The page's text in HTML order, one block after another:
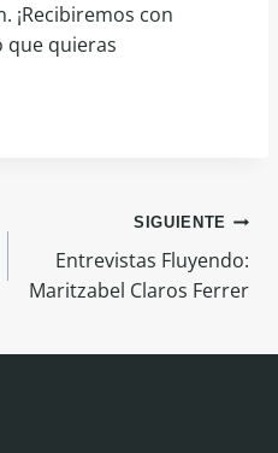
¡Recibiremos con
que quieras
SIGUIENTE
Entrevistas Fluyendo:
Maritzabel Claros Ferrer